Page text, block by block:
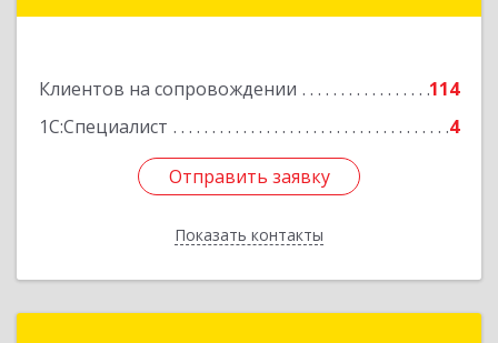
Клиентов на сопровождении
114
1С:Специалист
4
Отправить заявку
Показать контакты
Отправить заявку
Назад